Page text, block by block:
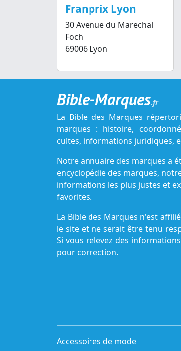
Franprix Lyon
30 Avenue du Marechal
Foch
69006 Lyon
Bible-Marques.fr
La Bible des Marques
marques : histoire,
cultes, informations juridiques,
Notre annuaire des marques a
encyclopédie des marques,
informations les plus justes et
favorites.
La Bible des Marques n'est
le site et ne serait être tenu
Si vous relevez des
pour correction.
Accessoires de mode